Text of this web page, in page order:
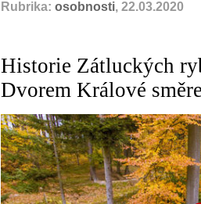
Rubrika: osobnosti, 22.03.2020
Historie Zátluckých
Dvorem Králové